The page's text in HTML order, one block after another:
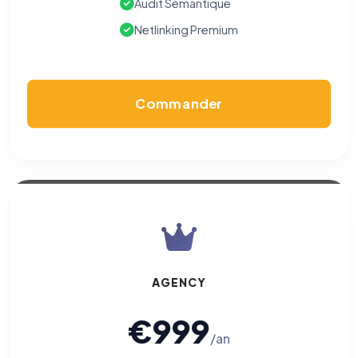
Audit Sémantique
Netlinking Premium
Commander
AGENCY
€999/an